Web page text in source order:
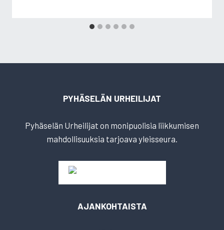
PYHÄSELÄN URHEILIJAT
Pyhäselän Urheilijat on monipuolisia liikkumisen
mahdollisuuksia tarjoava yleisseura.
AJANKOHTAISTA